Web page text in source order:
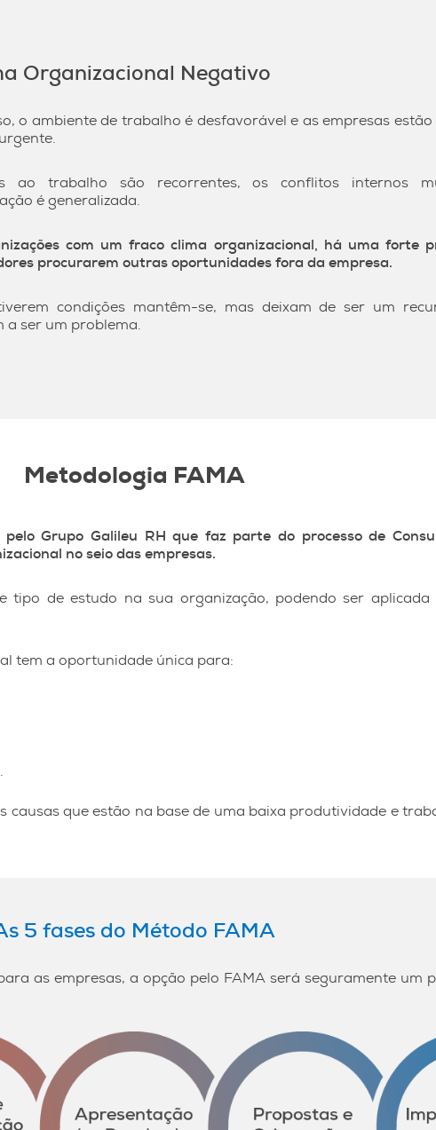
Organizacional Negativo
o ambiente de trabalho é desfavorável e as empresas
ao trabalho são recorrentes, os conflitos internos
é generalizada.
com um fraco clima organizacional, há uma forte
procurarem outras oportunidades fora da empresa.
condições mantêm-se, mas deixam de ser um
a ser um problema.
Metodologia FAMA
Grupo Galileu RH que faz parte do processo de
no seio das empresas.
de estudo na sua organização, podendo ser aplicada
tem a oportunidade única para:
causas que estão na base de uma baixa produtividade e
5 fases do Método FAMA
as empresas, a opção pelo FAMA será seguramente um